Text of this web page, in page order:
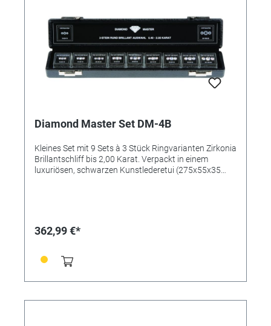
Diamond Master Set DM-4B
Kleines Set mit 9 Sets à 3 Stück Ringvarianten Zirkonia
Brillantschliff bis 2,00 Karat. Verpackt in einem
luxuriösen, schwarzen Kunstlederetui (275x55x35
362,99 €*